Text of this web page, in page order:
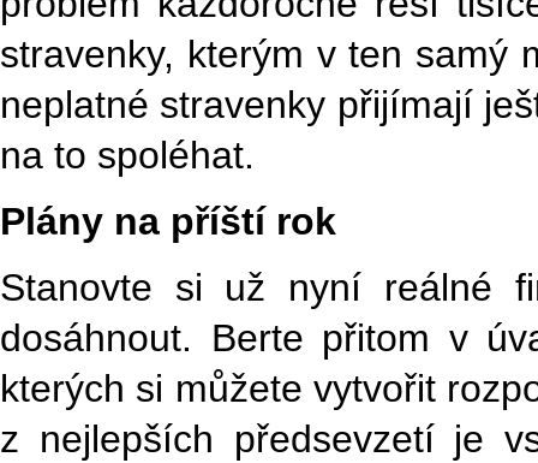
stravenky, kterým v ten samý
neplatné stravenky přijímají
na to spoléhat.
Plány na příští rok
Stanovte si už nyní reálné
dosáhnout. Berte přitom v
kterých si můžete vytvořit
z nejlepších předsevzetí je